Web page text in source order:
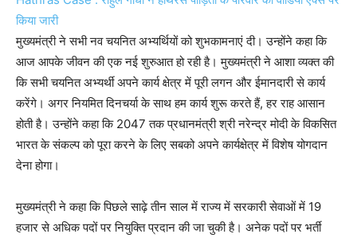
किया जारी
मुख्यमंत्री ने सभी नव चयनित अभ्यर्थियों को शुभकामनाएं दी। उन्होंने कहा कि
आज आपके जीवन की एक नई शुरुआत हो रही है। मुख्यमंत्री ने आशा व्यक्त की
कि सभी चयनित अभ्यर्थी अपने कार्य क्षेत्र में पूरी लगन और ईमानदारी से कार्य
करेंगे। अगर नियमित दिनचर्या के साथ हम कार्य शुरू करते हैं, हर राह आसान
होती है। उन्होंने कहा कि 2047 तक प्रधानमंत्री श्री नरेन्द्र मोदी के विकसित
भारत के संकल्प को पूरा करने के लिए सबको अपने कार्यक्षेत्र में विशेष योगदान
देना होगा।
मुख्यमंत्री ने कहा कि पिछले साढ़े तीन साल में राज्य में सरकारी सेवाओं में 19
हजार से अधिक पदों पर नियुक्ति प्रदान की जा चुकी है। अनेक पदों पर भर्ती